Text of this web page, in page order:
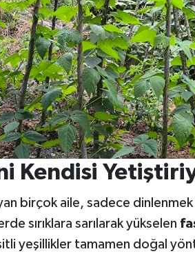
Kendisi
birçok aile, sadece
sırıklara sarılarak yükselen
yeşillikler tamamen doğal